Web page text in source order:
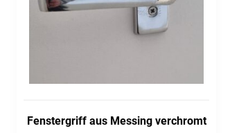
Fenstergriff aus Messing verchromt